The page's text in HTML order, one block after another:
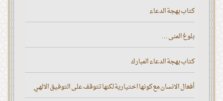
كتاب بهجة الدعاء
بلوغ المنى ...
كتاب بهجة الدعاء المبارك
أفعال الانسان مع كونها اختيارية لكنها تتوقف على التوفيق الالهي